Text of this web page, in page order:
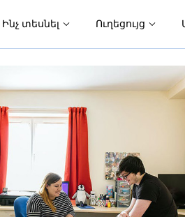
Ինչ տեսնել Ուղեցույց